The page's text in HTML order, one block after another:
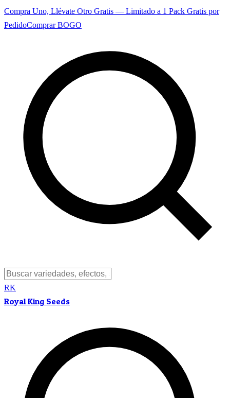
Compra Uno, Llévate Otro Gratis — Limitado a 1 Pack Gratis por
PedidoComprar BOGO
RK
Royal King Seeds